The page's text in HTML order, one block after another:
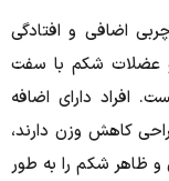
اضافی و افتادگی
عضلات شکم با سفت
افراد دارای اضافه
کاهش وزن دارند،
ظاهر شکم را به طور